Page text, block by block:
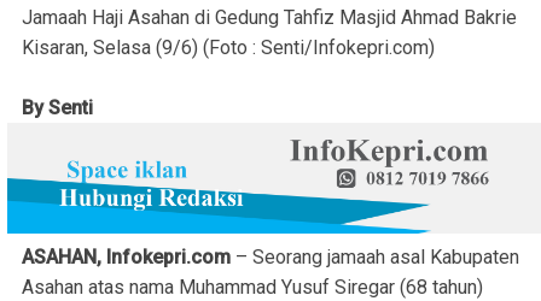
Jamaah Haji Asahan di Gedung Tahfiz Masjid Ahmad Bakrie
Kisaran, Selasa (9/6) (Foto : Senti/Infokepri.com)
By Senti
ASAHAN, Infokepri.com – Seorang jamaah asal Kabupaten
Asahan atas nama Muhammad Yusuf Siregar (68 tahun)